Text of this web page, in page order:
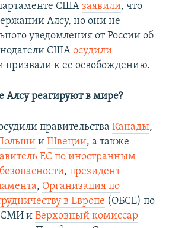
США заявили, что
Алсу, но они не
уведомления от России об
США осудили
призвали к ее освобождению.
Алсу реагируют в мире?
правительства Канады,
и Швеции, а также
ЕС по иностранным
, президент
, Организация по
в Европе (ОБСЕ) по
СМИ и Верховный комиссар